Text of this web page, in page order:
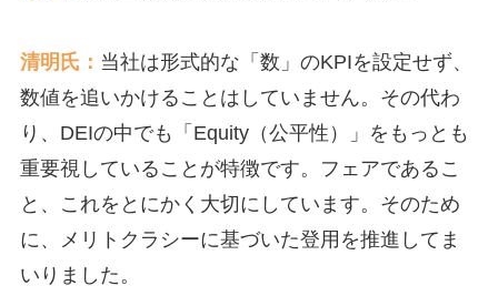
清明氏： 当社は形式的な「数」のKPIを設定せず、
数値を追いかけることはしていません。その代わ
り、DEIの中でも「Equity（公平性）」をもっとも
重要視していることが特徴です。フェアであるこ
と、これをとにかく大切にしています。そのため
に、メリトクラシーに基づいた登用を推進してま
いりました。